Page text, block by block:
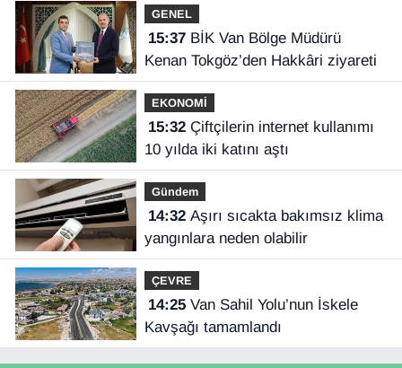
GENEL
15:37BİK Van Bölge Müdürü
Kenan Tokgöz’den Hakkâri ziyareti
EKONOMİ
15:32Çiftçilerin internet kullanımı
10 yılda iki katını aştı
Gündem
14:32Aşırı sıcakta bakımsız klima
yangınlara neden olabilir
ÇEVRE
14:25Van Sahil Yolu’nun İskele
Kavşağı tamamlandı